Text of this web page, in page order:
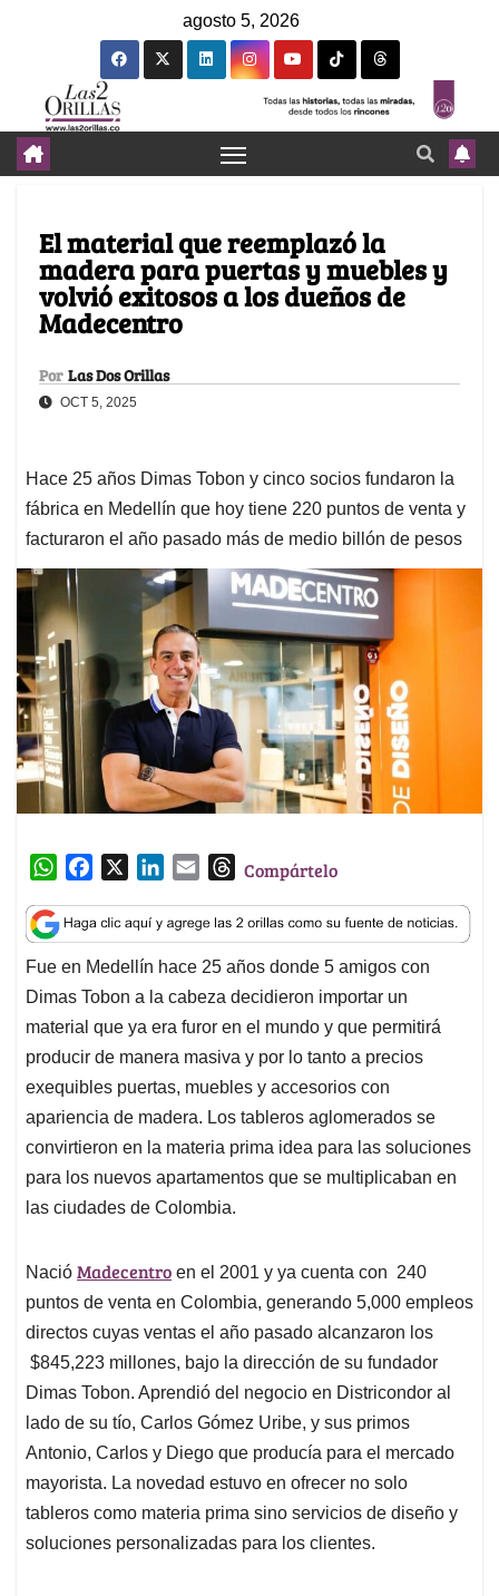
agosto 5, 2026
El material que reemplazó la
madera para puertas y muebles y
volvió exitosos a los dueños de
Madecentro
Por Las Dos Orillas
OCT 5, 2025
Hace 25 años Dimas Tobon y cinco socios fundaron la
fábrica en Medellín que hoy tiene 220 puntos de venta y
facturaron el año pasado más de medio billón de pesos
W
a
t
s
A
p
p
c
e
b
o
o
k
n
k
e
d
I
n
a
i
l
T
r
e
a
d
s
Compártelo
Fue en Medellín hace 25 años donde 5 amigos con
Dimas Tobon a la cabeza decidieron importar un
material que ya era furor en el mundo y que permitirá
producir de manera masiva y por lo tanto a precios
exequibles puertas, muebles y accesorios con
apariencia de madera. Los tableros aglomerados se
convirtieron en la materia prima idea para las soluciones
para los nuevos apartamentos que se multiplicaban en
las ciudades de Colombia.
Nació Madecentro en el 2001 y ya cuenta con 240
puntos de venta en Colombia, generando 5,000 empleos
directos cuyas ventas el año pasado alcanzaron los
$845,223 millones, bajo la dirección de su fundador
Dimas Tobon. Aprendió del negocio en Districondor al
lado de su tío, Carlos Gómez Uribe, y sus primos
Antonio, Carlos y Diego que producía para el mercado
mayorista. La novedad estuvo en ofrecer no solo
tableros como materia prima sino servicios de diseño y
soluciones personalizadas para los clientes.